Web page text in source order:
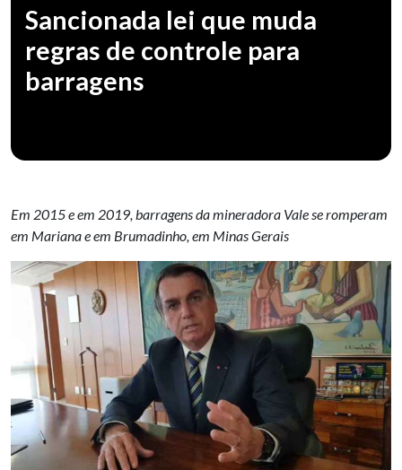
Sancionada lei que muda
regras de controle para
barragens
Em 2015 e em 2019, barragens da mineradora Vale se romperam
em Mariana e em Brumadinho, em Minas Gerais